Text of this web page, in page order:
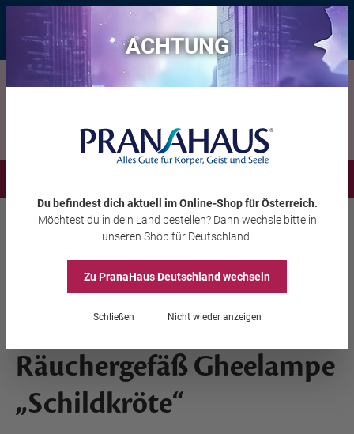
Bis zu 20 € Rabatt* mit dem Vorteils-Codeeintauchen , gültig bis
11.08.2026
Wohnambiente Dekoration
Teelichthalter &
Räuchergefäß Gheelampe
„Schildkröte“
ACHTUNG
Du befindest dich aktuell im Online-Shopfür Österreich.
Möchtest du in dein Land bestellen? Dann wechsle bitte in
unseren Shop für Deutschland
Zu PranaHausDeutschland wechseln
Schließen Nicht wieder anzeigen